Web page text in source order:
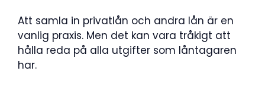
Att samla in privatlån och andra lån är en
vanlig praxis. Men det kan vara tråkigt att
hålla reda på alla utgifter som låntagaren
har.